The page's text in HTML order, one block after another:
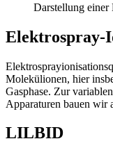
Darstellung einer
Elektrospray-
Molekülionen, hier
Gasphase. Zur
Apparaturen bauen wir
LILBID